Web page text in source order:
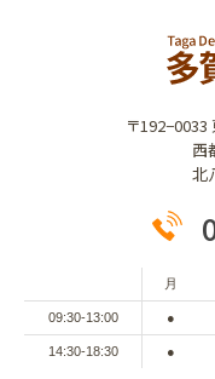
〒
西
北
月
09:30-13:00 ●
14:30-18:30 ●